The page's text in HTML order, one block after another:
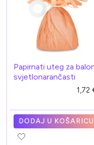
Papirnati uteg za
svjetlonarančasti
1,72
DODAJ U KOŠARICU